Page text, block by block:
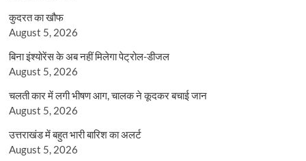
कुदरत का खौफ
August 5, 2026
बिना इंश्योरेंस के अब नहीं मिलेगा पेट्रोल-डीजल
August 5, 2026
चलती कार में लगी भीषण आग, चालक ने कूदकर बचाई जान
August 5, 2026
उत्तराखंड में बहुत भारी बारिश का अलर्ट
August 5, 2026